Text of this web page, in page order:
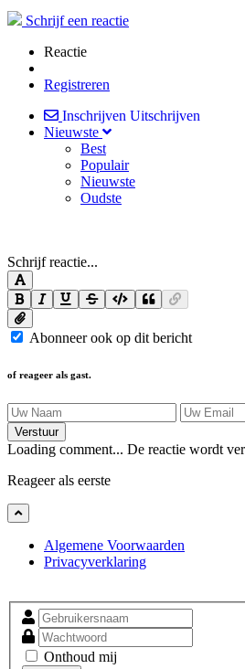
Schrijf een reactie
Reactie
Registreren
Inschrijven Uitschrijven
Nieuwste
Best
Populair
Nieuwste
Oudste
Schrijf reactie...
Abonneer ook op dit bericht
of reageer als gast.
Verstuur
Loading comment... De reactie wordt
Reageer als eerste
Algemene Voorwaarden
Privacyverklaring
Onthoud mij